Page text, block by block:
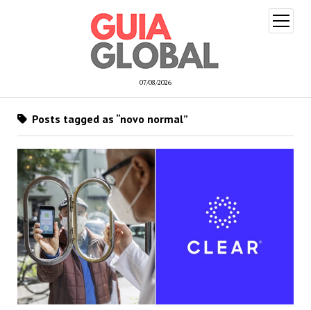
07/08/2026
open
menu
Posts tagged as “novo normal”